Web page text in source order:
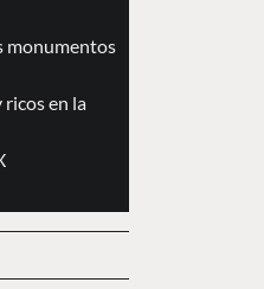
monumentos
en la